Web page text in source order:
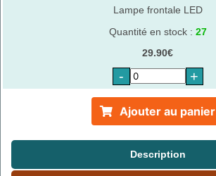
Lampe frontale LED
Quantité en stock : 27
29.90€
- +
Ajouter au panier
Description